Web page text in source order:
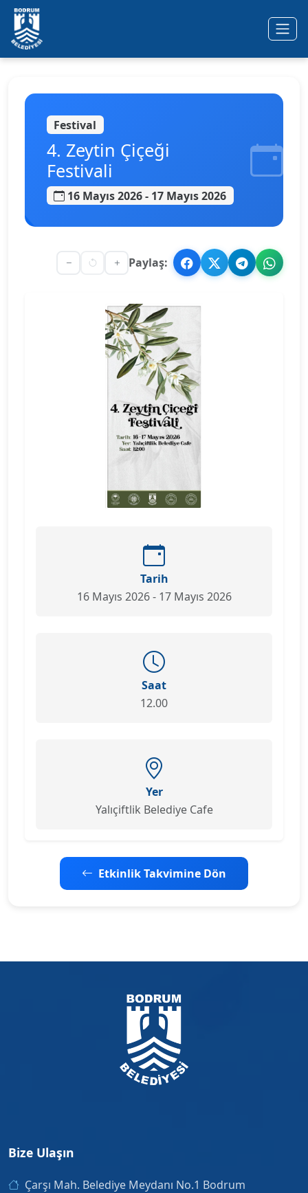
Ana içeriğe geç
Festival
4. Zeytin Çiçeği
Festivali
16 Mayıs 2026 - 17 Mayıs 2026
Paylaş:
Tarih
16 Mayıs 2026 - 17 Mayıs 2026
Saat
12.00
Yer
Yalıçiftlik Belediye Cafe
Etkinlik Takvimine Dön
Bize Ulaşın
Çarşı Mah. Belediye Meydanı No.1 Bodrum